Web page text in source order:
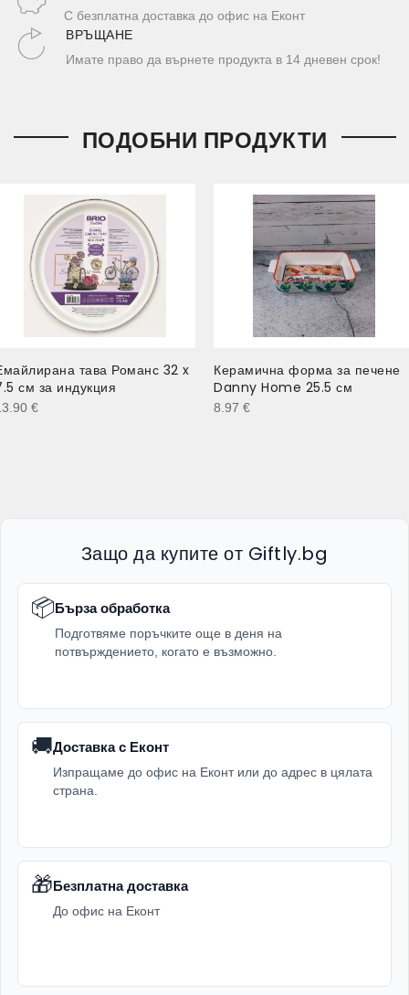
С безплатна доставка до офис на Еконт
ВРЪЩАНЕ
Имате право да върнете продукта в 14 дневен срок!
ПОДОБНИ ПРОДУКТИ
тава Романс 32 x
см за индукция
€
Керамична форма за печене
Danny Home 25.5 см
8.97 €
Защо да купите от Giftly.bg
📦Бърза обработка
Подготвяме поръчките още в деня на
потвърждението, когато е възможно.
🚚Доставка с Еконт
Изпращаме до офис на Еконт или до адрес в цялата
страна.
🎁Безплатна доставка
До офис на Еконт